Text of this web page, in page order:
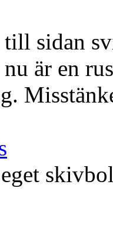
sidan
är en
eget